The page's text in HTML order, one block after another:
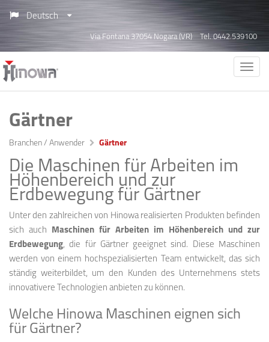
Deutsch
Via Fontana 37054 Nogara (VR) Tel. 0442.539100
Gärtner
Branchen / Anwender Gärtner
Die Maschinen für Arbeiten im
Höhenbereich und zur
Erdbewegung für Gärtner
Unter den zahlreichen von Hinowa realisierten Produkten befinden
sich auch Maschinen für Arbeiten im Höhenbereich und zur
Erdbewegung, die für Gärtner geeignet sind. Diese Maschinen
werden von einem hochspezialisierten Team entwickelt, das sich
ständig weiterbildet, um den Kunden des Unternehmens stets
innovativere Technologien anbieten zu können.
Welche Hinowa Maschinen eignen sich
für Gärtner?